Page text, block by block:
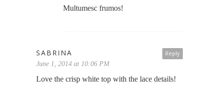
Multumesc frumos!
Reply
SABRINA
June 1, 2014 at 10:06 PM
Love the crisp white top with the lace details!